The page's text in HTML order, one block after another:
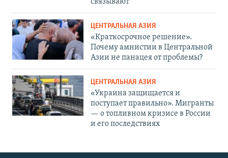
ЦЕНТРАЛЬНАЯ АЗИЯ
«Краткосрочное решение».
Почему амнистии в Центральной
Азии не панацея от проблемы?
ЦЕНТРАЛЬНАЯ АЗИЯ
«Украина защищается и
поступает правильно». Мигранты
— о топливном кризисе в России
и его последствиях